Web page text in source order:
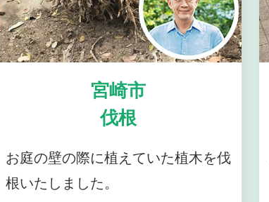
宮崎市
伐根
お庭の壁の際に植えていた植木を伐
根いたしました。